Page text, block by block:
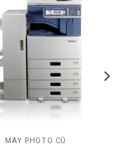
MÁY PHOTO CŨ